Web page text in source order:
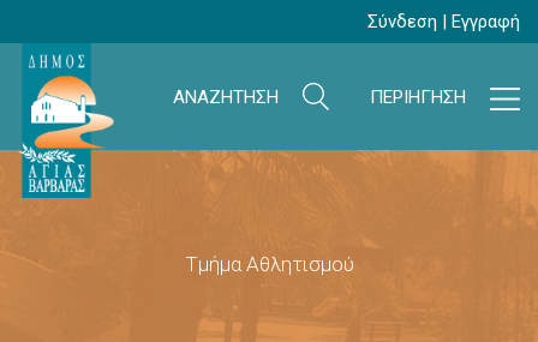
Σύνδεση | Εγγραφή
ΑΝΑΖΗΤΗΣΗ ΠΕΡΙΗΓΗΣΗ
Τμήμα Αθλητισμού